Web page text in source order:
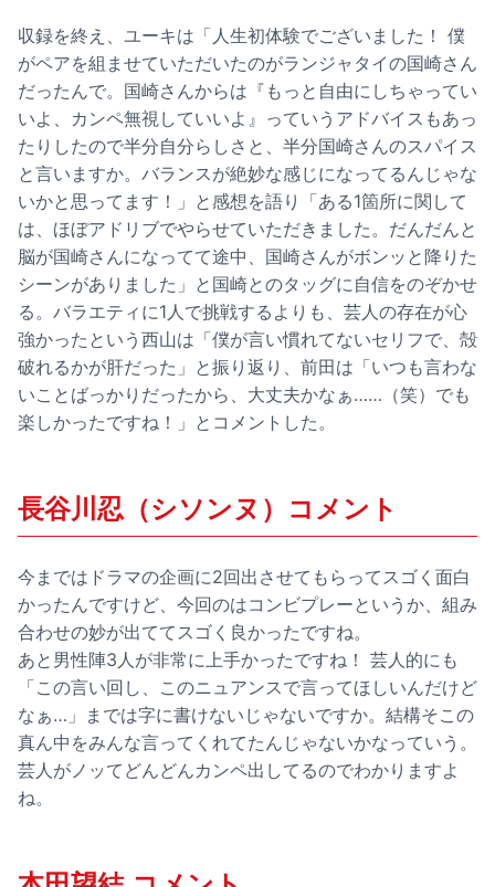
収録を終え、ユーキは「人生初体験でございました！ 僕
がペアを組ませていただいたのがランジャタイの国崎さん
だったんで。国崎さんからは『もっと自由にしちゃってい
いよ、カンペ無視していいよ』っていうアドバイスもあっ
たりしたので半分自分らしさと、半分国崎さんのスパイス
と言いますか。バランスが絶妙な感じになってるんじゃな
いかと思ってます！」と感想を語り「ある1箇所に関して
は、ほぼアドリブでやらせていただきました。だんだんと
脳が国崎さんになってて途中、国崎さんがボンッと降りた
シーンがありました」と国崎とのタッグに自信をのぞかせ
る。バラエティに1人で挑戦するよりも、芸人の存在が心
強かったという西山は「僕が言い慣れてないセリフで、殻
破れるかが肝だった」と振り返り、前田は「いつも言わな
いことばっかりだったから、大丈夫かなぁ……（笑）でも
楽しかったですね！」とコメントした。
長谷川忍（シソンヌ）コメント
今まではドラマの企画に2回出させてもらってスゴく面白
かったんですけど、今回のはコンビプレーというか、組み
合わせの妙が出ててスゴく良かったですね。
あと男性陣3人が非常に上手かったですね！ 芸人的にも
「この言い回し、このニュアンスで言ってほしいんだけど
なぁ…」までは字に書けないじゃないですか。結構そこの
真ん中をみんな言ってくれてたんじゃないかなっていう。
芸人がノッてどんどんカンペ出してるのでわかりますよ
ね。